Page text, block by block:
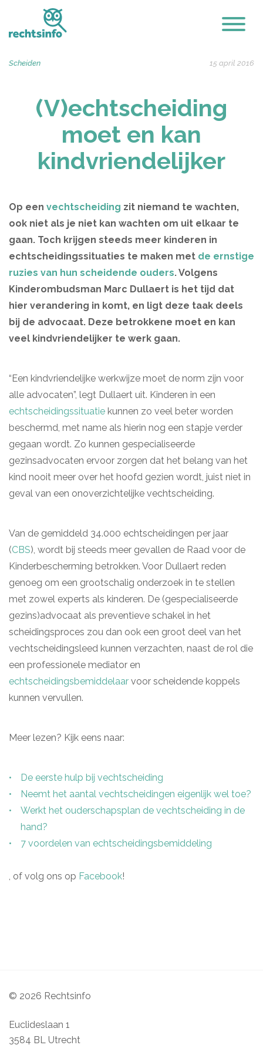
15 april 2016
Scheiden
(V)echtscheiding
moet en kan
kindvriendelijker
Op een vechtscheiding zit niemand te wachten,
ook niet als je niet kan wachten om uit elkaar te
gaan. Toch krijgen steeds meer kinderen in
echtscheidingssituaties te maken met de ernstige
ruzies van hun scheidende ouders. Volgens
Kinderombudsman Marc Dullaert is het tijd dat
hier verandering in komt, en ligt deze taak deels
bij de advocaat. Deze betrokkene moet en kan
veel kindvriendelijker te werk gaan.
“Een kindvriendelijke werkwijze moet de norm zijn voor
alle advocaten”, legt Dullaert uit. Kinderen in een
echtscheidingssituatie kunnen zo veel beter worden
beschermd, met name als hierin nog een stapje verder
gegaan wordt. Zo kunnen gespecialiseerde
gezinsadvocaten ervoor zorgen dat het belang van het
kind nooit meer over het hoofd gezien wordt, juist niet in
geval van een onoverzichtelijke vechtscheiding.
Van de gemiddeld 34.000 echtscheidingen per jaar
(CBS), wordt bij steeds meer gevallen de Raad voor de
Kinderbescherming betrokken. Voor Dullaert reden
genoeg om een grootschalig onderzoek in te stellen
met zowel experts als kinderen. De (gespecialiseerde
gezins)advocaat als preventieve schakel in het
scheidingsproces zou dan ook een groot deel van het
vechtscheidingsleed kunnen verzachten, naast de rol die
een professionele mediator en
echtscheidingsbemiddelaar voor scheidende koppels
kunnen vervullen.
Meer lezen? Kijk eens naar:
De eerste hulp bij vechtscheiding
Neemt het aantal vechtscheidingen eigenlijk wel toe?
Werkt het ouderschapsplan de vechtscheiding in de
hand?
7 voordelen van echtscheidingsbemiddeling
, of volg ons op Facebook!
© 2026 Rechtsinfo
Euclideslaan 1
3584 BL Utrecht